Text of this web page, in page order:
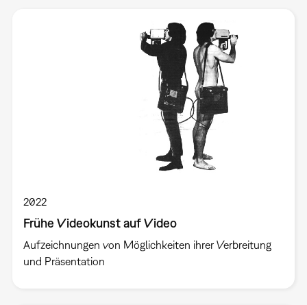
2022
Frühe Videokunst auf Video
Aufzeichnungen von Möglichkeiten ihrer Verbreitung
und Präsentation